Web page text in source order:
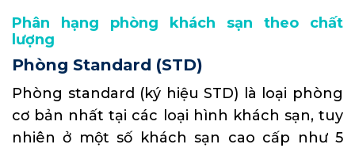
Phân hạng phòng khách sạn theo chất
lượng
Phòng Standard (STD)
Phòng standard (ký hiệu STD) là loại phòng
cơ bản nhất tại các loại hình khách sạn, tuy
nhiên ở một số khách sạn cao cấp như 5